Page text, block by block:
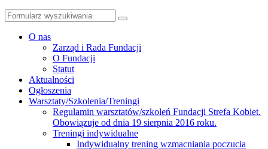
Szukaj
O nas
Zarząd i Rada Fundacji
O Fundacji
Statut
Aktualności
Ogłoszenia
Warsztaty/Szkolenia/Treningi
Regulamin warsztatów/szkoleń Fundacji Strefa Kobiet.
Obowiązuje od dnia 19 sierpnia 2016 roku.
Treningi indywidualne
Indywidualny trening wzmacniania poczucia